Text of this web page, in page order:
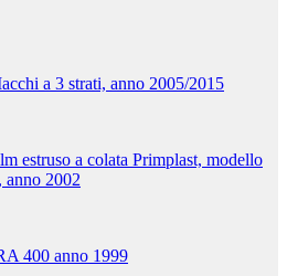
a 3 strati, anno 2005/2015
estruso a colata Primplast, modello
2002
400 anno 1999